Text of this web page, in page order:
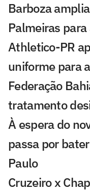
Barboza
Palmeiras
Athletico-PR
uniforme para
Federação
tratamento
À espera do
passa por
Paulo
Cruzeiro x